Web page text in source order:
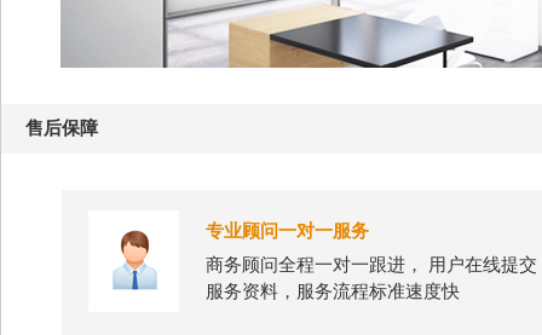
售后保障
专业顾问一对一服务
商务顾问全程一对一跟进， 用户在线提交
服务资料，服务流程标准速度快